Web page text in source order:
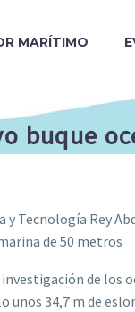
MARÍTIMO
buque
y Tecnología Rey
de 50 metros
de los
unos 34,7 m de